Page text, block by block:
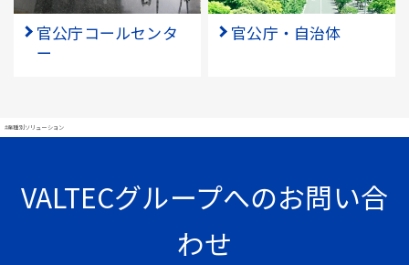
官公庁コールセンタ
ー
官公庁・自治体
#業種別ソリューション
VALTECグループへのお問い合
わせ